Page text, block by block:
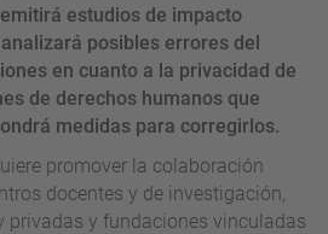
emitirá estudios de impacto
posibles errores del
en cuanto a la privacidad de
de derechos humanos que
medidas para corregirlos.
promover la colaboración
docentes y de investigación,
privadas y fundaciones vinculadas